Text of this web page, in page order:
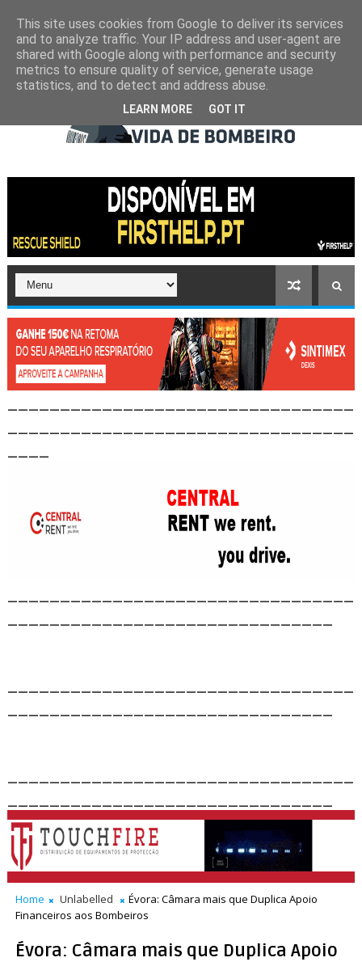
Home Unlabelled
Évora: Câmara mais que Duplica Apoio
Financeiros aos Bombeiros
Évora: Câmara mais que Duplica Apoio
This site uses cookies from Google to deliver its services
and to analyze traffic. Your IP address and user-agent are
shared with Google along with performance and security
metrics to ensure quality of service, generate usage
statistics, and to detect and address abuse.
LEARN MORE GOT IT